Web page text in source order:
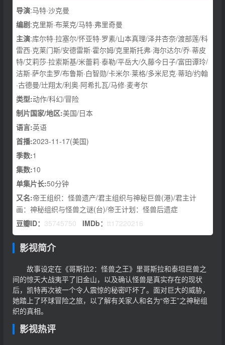
导演:马特·沙克曼
编剧:克里斯·布莱克/马特·弗里奇曼
主演:库尔特·拉塞尔/怀亚特·罗素/山本真理/泽井杏奈/渡部莲/科
雷西·克莱门斯/安德雷斯·霍尔姆/克里斯托弗·海尔达尔/乔·蒂皮
特/艾莉莎·拉索斯基/米蕾莉·泰勒/平岳大/久藤今日子/富田谭玲/
洁斯·萨尔圭罗/布鲁斯·白智勋/卡米尔·莱格/多米尼克·蒂珀/约翰
·古德曼/辻翔太/利奥·阿希扎瓦/马修·麦考尔
类型:动作/科幻/冒险
制片国家/地区:美国/日本
语言:英语
首播:2023-11-17(美国)
季数:1
集数:10
单集片长:50分钟
又名:帝王组织：怪兽遗产/君主组织与神秘巨兽(港)/君主计
画：神秘组织与怪兽之谜(台)/帝王计划：怪兽后遗症
豆瓣ID： 35745750 IMDb： tt17220216
影视简介
故事设定在《哥斯拉2：怪兽之王》里哥斯拉和泰坦巨兽之
间的惊天大战夷平了旧金山，以及确认怪兽是真实存在的现状
后，凯特再次被一个令人震惊的秘密吓坏了。面对巨大的威胁，
她踏上了环球冒险之旅，以了解有关家人和名为“帝王”之神秘组
织的真相。
影视热评